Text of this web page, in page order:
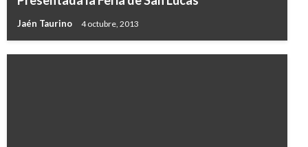
Jaén Taurino 4 octubre, 2013